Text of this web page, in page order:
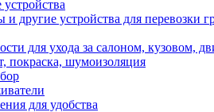
другие устройства для перевозки
для ухода за салоном, кузовом,
покраска, шумоизоляция
для удобства